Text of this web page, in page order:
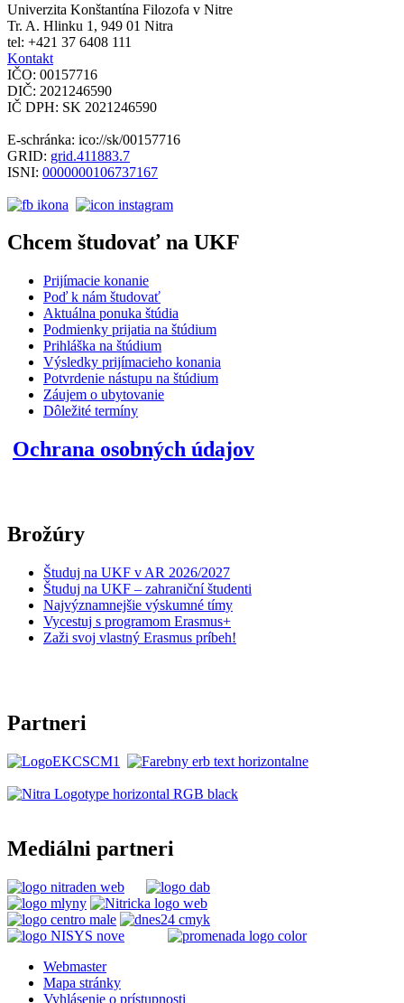
Univerzita Konštantína Filozofa v Nitre
Tr. A. Hlinku 1, 949 01 Nitra
tel: +421 37 6408 111
Kontakt
IČO: 00157716
DIČ: 2021246590
IČ DPH: SK 2021246590
E-schránka: ico://sk/00157716
GRID: grid.411883.7
ISNI: 0000000106737167
Chcem študovať na UKF
Prijímacie konanie
Poď k nám študovať
Aktuálna ponuka štúdia
Podmienky prijatia na štúdium
Prihláška na štúdium
Výsledky prijímacieho konania
Potvrdenie nástupu na štúdium
Záujem o ubytovanie
Dôležité termíny
Ochrana osobných údajov
Brožúry
Študuj na UKF v AR 2026/2027
Študuj na UKF – zahraniční študenti
Najvýznamnejšie výskumné tímy
Vycestuj s programom Erasmus+
Zaži svoj vlastný Erasmus príbeh!
Partneri
Mediálni partneri
Webmaster
Mapa stránky
Vyhlásenie o prístupnosti